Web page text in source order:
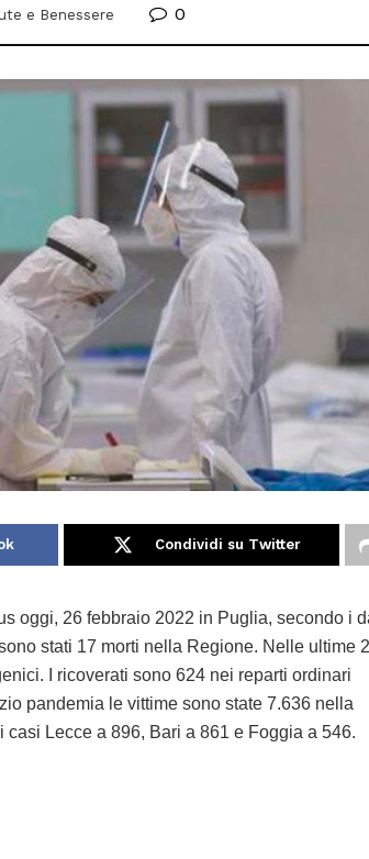
e Benessere 0
Condividi su Twitter
oggi, 26 febbraio 2022 in Puglia, secondo i
stati 17 morti nella Regione. Nelle ultime
I ricoverati sono 624 nei reparti ordinari
pandemia le vittime sono state 7.636 nella
Lecce a 896, Bari a 861 e Foggia a 546.